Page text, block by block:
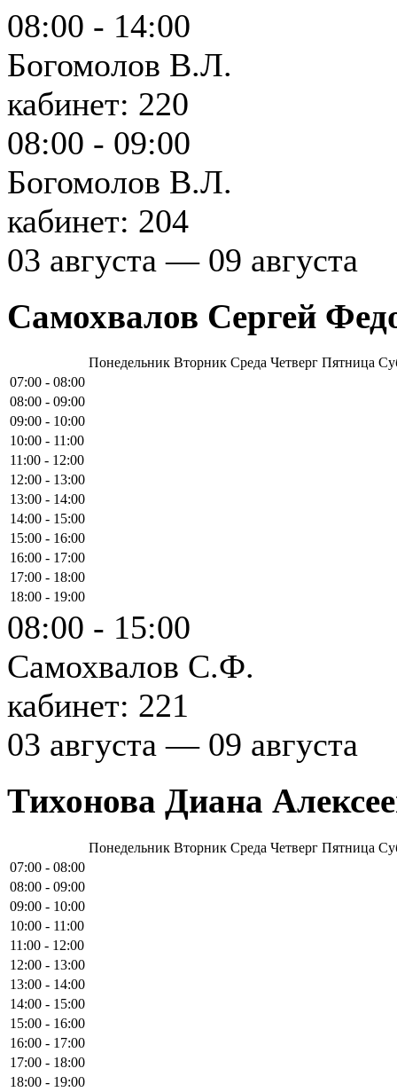
08:00 - 14:00
Богомолов В.Л.
кабинет: 220
08:00 - 09:00
Богомолов В.Л.
кабинет: 204
03 августа — 09 августа
Самохвалов Сергей
Понедельник Вторник Среда Четверг Пятница
07:00 - 08:00
08:00 - 09:00
09:00 - 10:00
10:00 - 11:00
11:00 - 12:00
12:00 - 13:00
13:00 - 14:00
14:00 - 15:00
15:00 - 16:00
16:00 - 17:00
17:00 - 18:00
18:00 - 19:00
08:00 - 15:00
Самохвалов С.Ф.
кабинет: 221
03 августа — 09 августа
Тихонова Диана
Понедельник Вторник Среда Четверг Пятница
07:00 - 08:00
08:00 - 09:00
09:00 - 10:00
10:00 - 11:00
11:00 - 12:00
12:00 - 13:00
13:00 - 14:00
14:00 - 15:00
15:00 - 16:00
16:00 - 17:00
17:00 - 18:00
18:00 - 19:00